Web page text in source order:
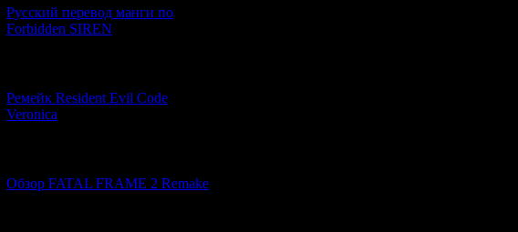
Русский перевод манги по
Forbidden SIREN
Ремейк Resident Evil Code
Veronica
Обзор FATAL FRAME 2 Remake